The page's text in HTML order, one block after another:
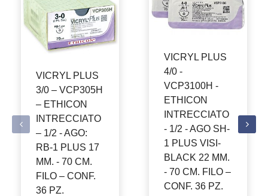
VICRYL PLUS
3/0 – VCP305H
– ETHICON
INTRECCIATO
– 1/2 - AGO:
RB-1 PLUS 17
MM. - 70 CM.
FILO – CONF.
36 PZ.
VICRYL PLUS
4/0 -
VCP3100H -
ETHICON
INTRECCIATO
- 1/2 - AGO SH-
1 PLUS VISI-
BLACK 22 MM.
- 70 CM. FILO –
CONF. 36 PZ.